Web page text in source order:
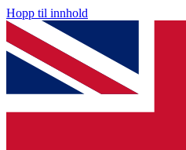
Hopp til innhold